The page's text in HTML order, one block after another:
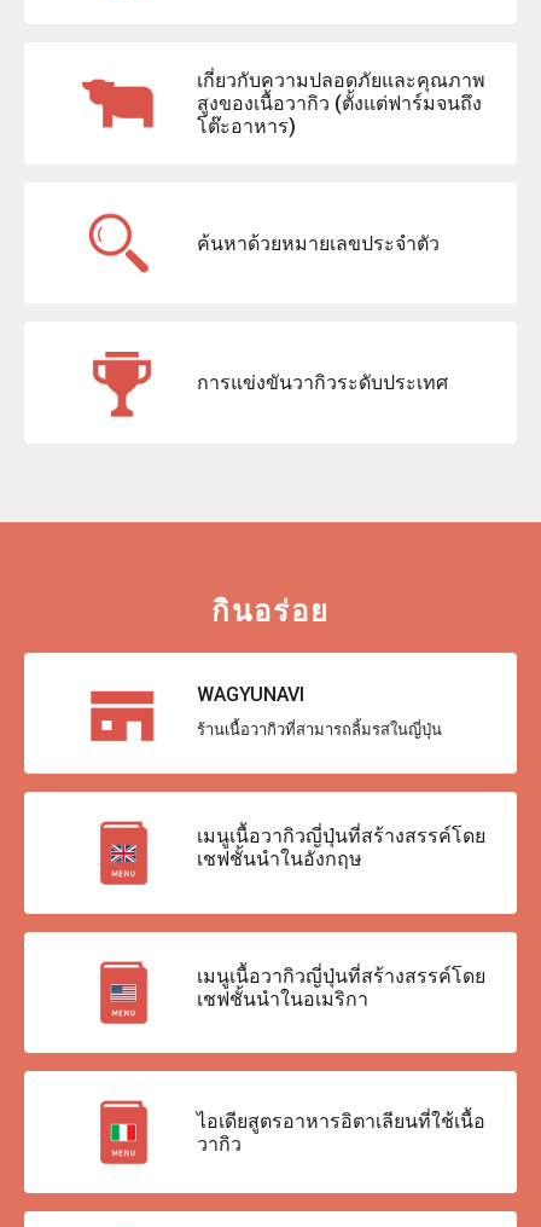
เกี่ยวกับความปลอดภัยและคุณภาพ
สูงของเนื้อวากิว (ตั้งแต่ฟาร์มจนถึง
โต๊ะอาหาร)
ค้นหาด้วยหมายเลขประจำตัว
การแข่งขันวากิวระดับประเทศ
กินอร่อย
WAGYUNAVI
ร้านเนื้อวากิวที่สามารถลิ้มรสในญี่ปุ่น
เมนูเนื้อวากิวญี่ปุ่นที่สร้างสรรค์โดย
เชฟชั้นนำในอังกฤษ
เมนูเนื้อวากิวญี่ปุ่นที่สร้างสรรค์โดย
เชฟชั้นนำในอเมริกา
ไอเดียสูตรอาหารอิตาเลียนที่ใช้เนื้อ
วากิว